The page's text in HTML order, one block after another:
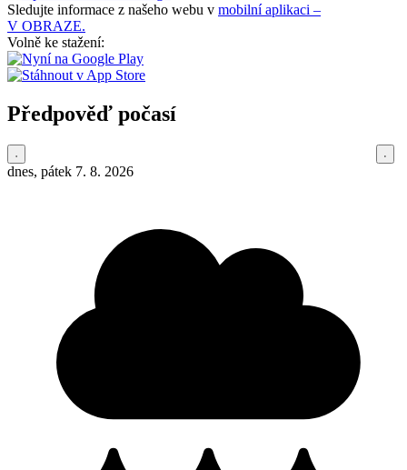
Sledujte informace z našeho webu v mobilní aplikaci –
V OBRAZE.
Volně ke stažení:
Předpověď počasí
dnes, pátek 7. 8. 2026